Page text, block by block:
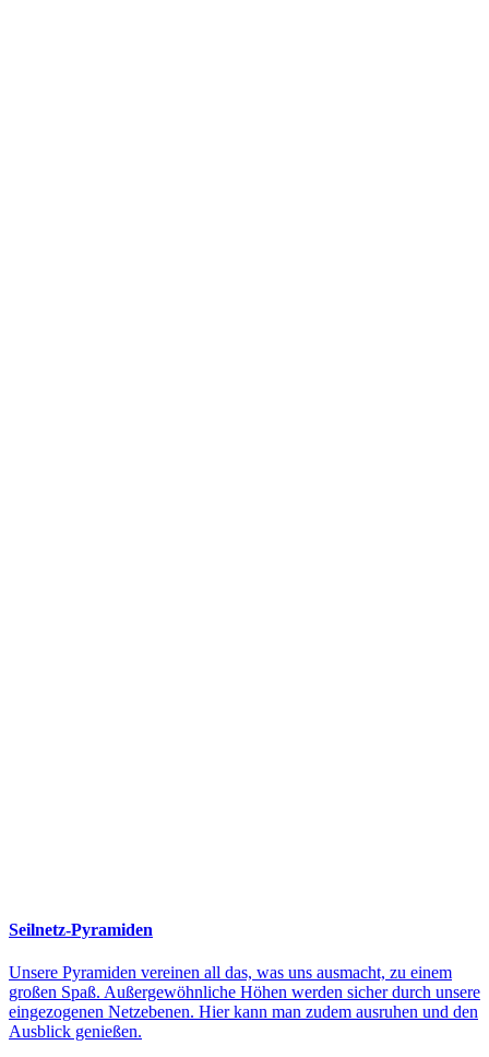
Seilnetz-Pyramiden
Unsere Pyramiden vereinen all das, was uns ausmacht, zu einem
großen Spaß. Außergewöhnliche Höhen werden sicher durch unsere
eingezogenen Netzebenen. Hier kann man zudem ausruhen und den
Ausblick genießen.